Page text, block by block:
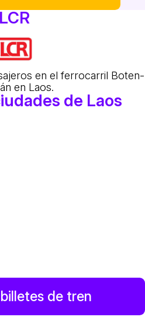
LCR
en el ferrocarril Boten-
en Laos.
de Laos
de tren